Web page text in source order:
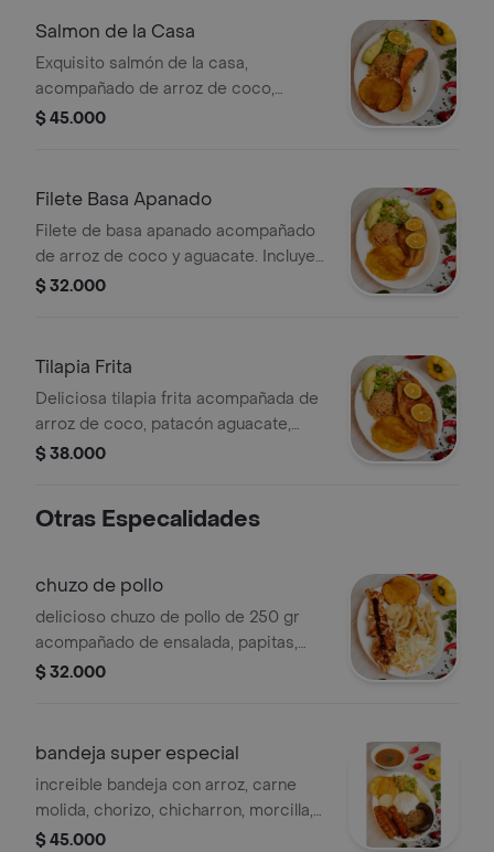
Salmon de la Casa
Exquisito salmón de la casa,
acompañado de arroz de coco,
aguacate , patacón, ensalada y bebida
$ 45.000
Filete Basa Apanado
Filete de basa apanado acompañado
de arroz de coco y aguacate. Incluye
sopa a elección, patacón y ensalada.
$ 32.000
Tilapia Frita
Deliciosa tilapia frita acompañada de
arroz de coco, patacón aguacate,
ensalada y bebida.
$ 38.000
Otras Especalidades
chuzo de pollo
delicioso chuzo de pollo de 250 gr
acompañado de ensalada, papitas,
patacon y bebida
$ 32.000
bandeja super especial
increible bandeja con arroz, carne
molida, chorizo, chicharron, morcilla,
huevo, ensalada , arepa y tajada de
$ 45.000